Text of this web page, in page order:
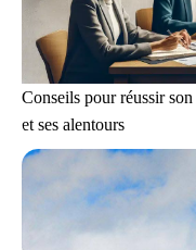
Conseils pour réussir
et ses alentours